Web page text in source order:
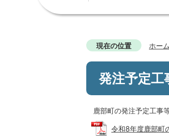
現在の位置 ホーム
発注予定工
鹿部町の発注予定工事
令和8年度鹿部町